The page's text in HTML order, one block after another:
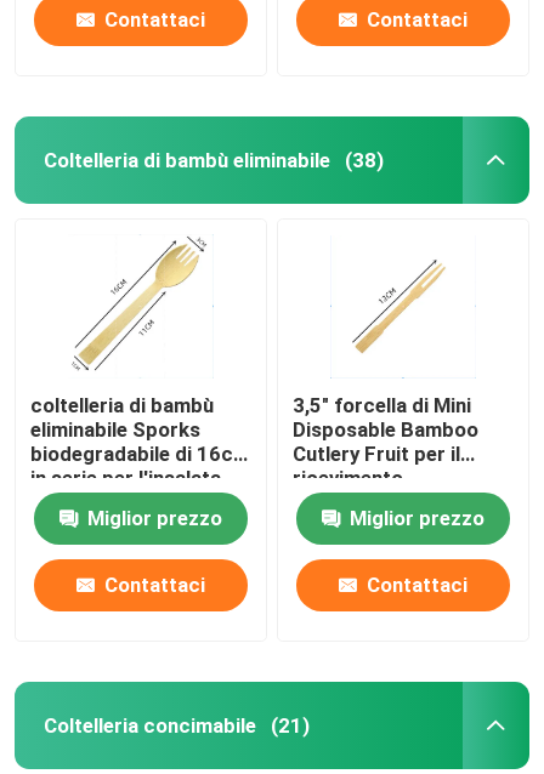
Contattaci Contattaci
Coltelleria di bambù eliminabile (38)
coltelleria di bambù
eliminabile Sporks
biodegradabile di 16cm
in serie per l'insalata
del dolce
Miglior prezzo
Contattaci
3,5" forcella di Mini
Disposable Bamboo
Cutlery Fruit per il
ricevimento
pomeridiano 1000pcs
Miglior prezzo
Contattaci
Coltelleria concimabile (21)